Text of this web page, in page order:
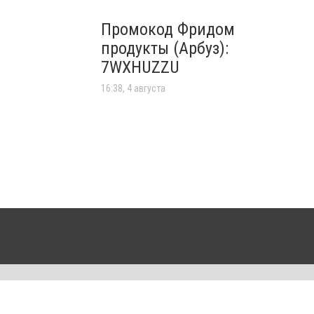
Промокод Фридом
продукты (Арбуз):
7WXHUZZU
16:38, 4 августа